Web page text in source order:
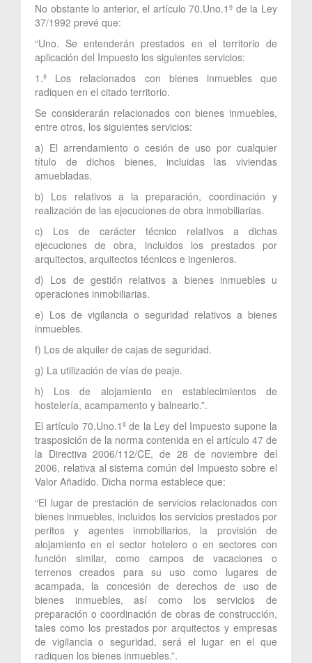
No obstante lo anterior, el artículo 70.Uno.1º de la Ley
37/1992 prevé que:
“Uno. Se entenderán prestados en el territorio de
aplicación del Impuesto los siguientes servicios:
1.º Los relacionados con bienes inmuebles que
radiquen en el citado territorio.
Se considerarán relacionados con bienes inmuebles,
entre otros, los siguientes servicios:
a) El arrendamiento o cesión de uso por cualquier
título de dichos bienes, incluidas las viviendas
amuebladas.
b) Los relativos a la preparación, coordinación y
realización de las ejecuciones de obra inmobiliarias.
c) Los de carácter técnico relativos a dichas
ejecuciones de obra, incluidos los prestados por
arquitectos, arquitectos técnicos e ingenieros.
d) Los de gestión relativos a bienes inmuebles u
operaciones inmobiliarias.
e) Los de vigilancia o seguridad relativos a bienes
inmuebles.
f) Los de alquiler de cajas de seguridad.
g) La utilización de vías de peaje.
h) Los de alojamiento en establecimientos de
hostelería, acampamento y balneario.”.
El artículo 70.Uno.1º de la Ley del Impuesto supone la
trasposición de la norma contenida en el artículo 47 de
la Directiva 2006/112/CE, de 28 de noviembre del
2006, relativa al sistema común del Impuesto sobre el
Valor Añadido. Dicha norma establece que:
“El lugar de prestación de servicios relacionados con
bienes inmuebles, incluidos los servicios prestados por
peritos y agentes inmobiliarios, la provisión de
alojamiento en el sector hotelero o en sectores con
función similar, como campos de vacaciones o
terrenos creados para su uso como lugares de
acampada, la concesión de derechos de uso de
bienes inmuebles, así como los servicios de
preparación o coordinación de obras de construcción,
tales como los prestados por arquitectos y empresas
de vigilancia o seguridad, será el lugar en el que
radiquen los bienes inmuebles.”.